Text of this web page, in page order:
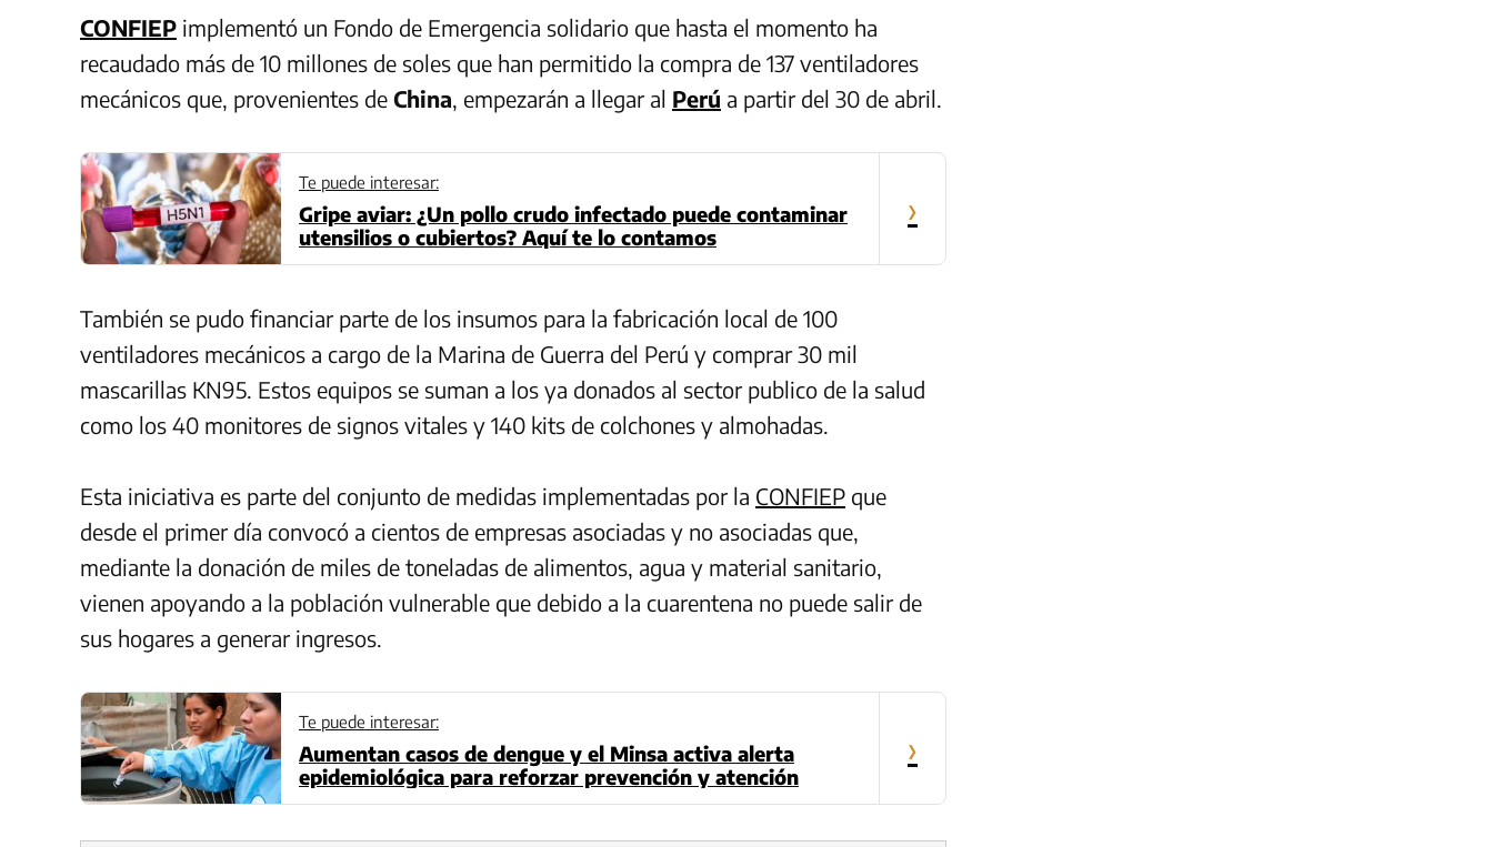
CONFIEP implementó un Fondo de Emergencia solidario que hasta el momento ha
recaudado más de 10 millones de soles que han permitido la compra de 137 ventiladores
mecánicos que, provenientes de China, empezarán a llegar al Perú a partir del 30 de abril.
Te puede interesar:
Gripe aviar: ¿Un pollo crudo infectado puede contaminar
utensilios o cubiertos? Aquí te lo contamos
›
También se pudo financiar parte de los insumos para la fabricación local de 100
ventiladores mecánicos a cargo de la Marina de Guerra del Perú y comprar 30 mil
mascarillas KN95. Estos equipos se suman a los ya donados al sector publico de la salud
como los 40 monitores de signos vitales y 140 kits de colchones y almohadas.
Esta iniciativa es parte del conjunto de medidas implementadas por la CONFIEP que
desde el primer día convocó a cientos de empresas asociadas y no asociadas que,
mediante la donación de miles de toneladas de alimentos, agua y material sanitario,
vienen apoyando a la población vulnerable que debido a la cuarentena no puede salir de
sus hogares a generar ingresos.
Te puede interesar:
Aumentan casos de dengue y el Minsa activa alerta
epidemiológica para reforzar prevención y atención
›